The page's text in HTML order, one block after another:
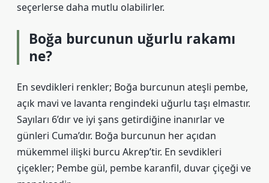
seçerlerse daha mutlu olabilirler.
Boğa burcunun uğurlu rakamı
ne?
En sevdikleri renkler; Boğa burcunun ateşli pembe,
açık mavi ve lavanta rengindeki uğurlu taşı elmastır.
Sayıları 6’dır ve iyi şans getirdiğine inanırlar ve
günleri Cuma’dır. Boğa burcunun her açıdan
mükemmel ilişki burcu Akrep’tir. En sevdikleri
çiçekler; Pembe gül, pembe karanfil, duvar çiçeği ve